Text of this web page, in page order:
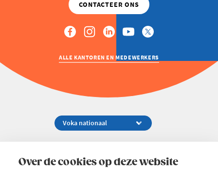
Over de cookies op deze website
ALLE KANTOREN EN MEDEWERKERS
02 229 81 11